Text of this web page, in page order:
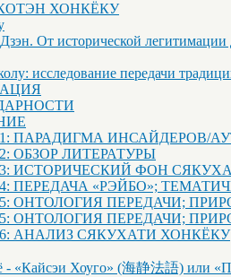
ХОНКЁКУ
От исторической
исследование передачи
ПАРАДИГМА ИНСАЙДЕРОВ/
ОБЗОР ЛИТЕРАТУРЫ
ИСТОРИЧЕСКИЙ ФОН
ПЕРЕДАЧА «РЭЙБО»;
ОНТОЛОГИЯ ПЕРЕДАЧИ;
ОНТОЛОГИЯ ПЕРЕДАЧИ;
АНАЛИЗ СЯКУХАТИ ХОНКЁКУ
«Кайсэи Хоуго» (海静法語) или